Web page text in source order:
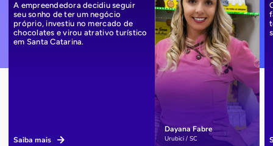
Dayana Fabre
Urubici / SC
A empreendedora decidiu seguir
seu sonho de ter um negócio
próprio, investiu no mercado de
chocolates e virou atrativo turístico
em Santa Catarina.
Saiba mais